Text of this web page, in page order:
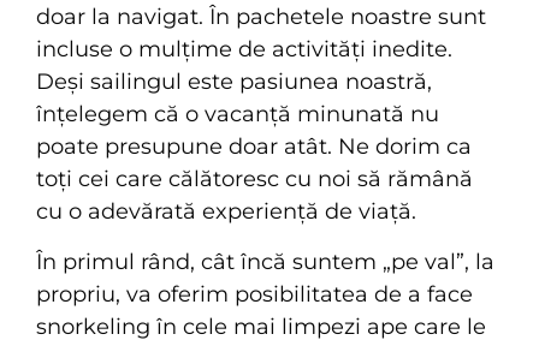
doar la navigat. În pachetele noastre sunt
incluse o mulțime de activități inedite.
Deși sailingul este pasiunea noastră,
înțelegem că o vacanță minunată nu
poate presupune doar atât. Ne dorim ca
toți cei care călătoresc cu noi să rămână
cu o adevărată experiență de viață.
În primul rând, cât încă suntem „pe val”, la
propriu, va oferim posibilitatea de a face
snorkeling în cele mai limpezi ape care le